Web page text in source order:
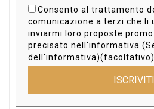
Consento al trattamento
comunicazione a terzi che li
inviarmi loro proposte
precisato nell'informativa
dell'informativa)(facoltativo).
ISCRIVITI